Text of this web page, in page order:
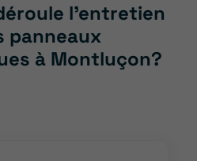
l’entretien
panneaux
à Montluçon?